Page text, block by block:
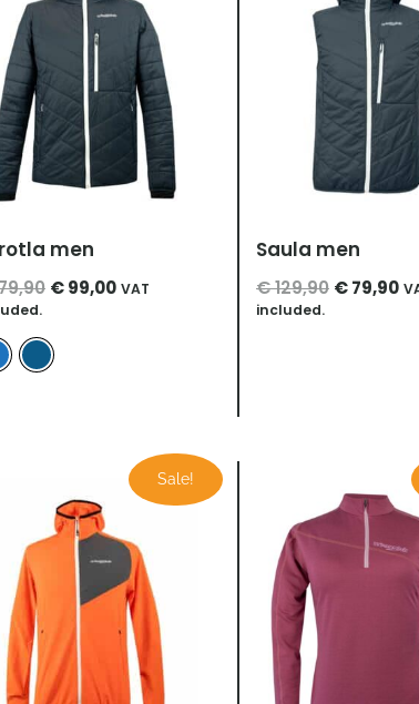
men
€99,00 VAT
Saula men
€129,90 €79,90
included.
Sale!
Ursprünglicher
war:
€ 79,90
Aktueller
Preis
€ 50,00.
Preis
war:
€ 99,90
ist:
€